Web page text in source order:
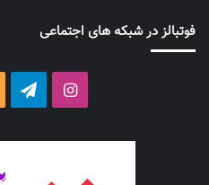
فوتبالز در شبکه های اجتماعی
اینستاگرام